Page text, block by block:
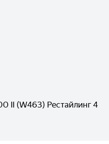
II (W463) Рестайлинг 4